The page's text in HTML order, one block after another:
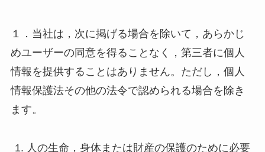
１．当社は，次に掲げる場合を除いて，あらかじ
めユーザーの同意を得ることなく，第三者に個人
情報を提供することはありません。ただし，個人
情報保護法その他の法令で認められる場合を除き
ます。
人の生命，身体または財産の保護のために必要